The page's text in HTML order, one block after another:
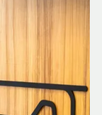
cashback